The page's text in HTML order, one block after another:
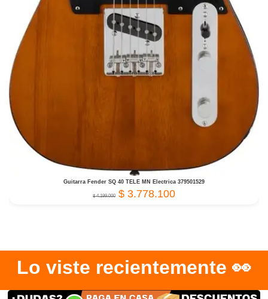
Guitarra Fender SQ 40 TELE MN Electrica 379501529
$4.199.000 $ 3.778.100
Lo viste recientemente 👀